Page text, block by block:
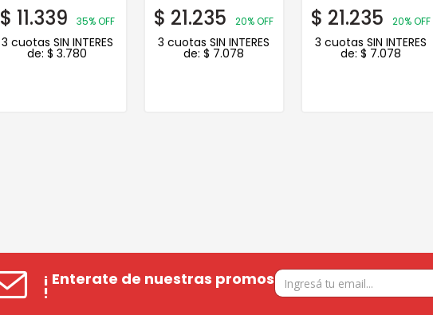
$ 11.339 35% OFF
3 cuotas SIN INTERES
de:$ 3.780
$ 21.235 20% OFF
3 cuotas SIN INTERES
de:$ 7.078
$ 21.235 20% OFF
3 cuotas SIN INTERES
de: $ 7.078
¡ Enterate de nuestras promos
!